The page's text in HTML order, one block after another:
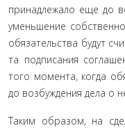
принадлежало еще до
уменьшение
обязательства будут
та подписания
того момента, когда
до возбуждения дела о
Таким образом, на